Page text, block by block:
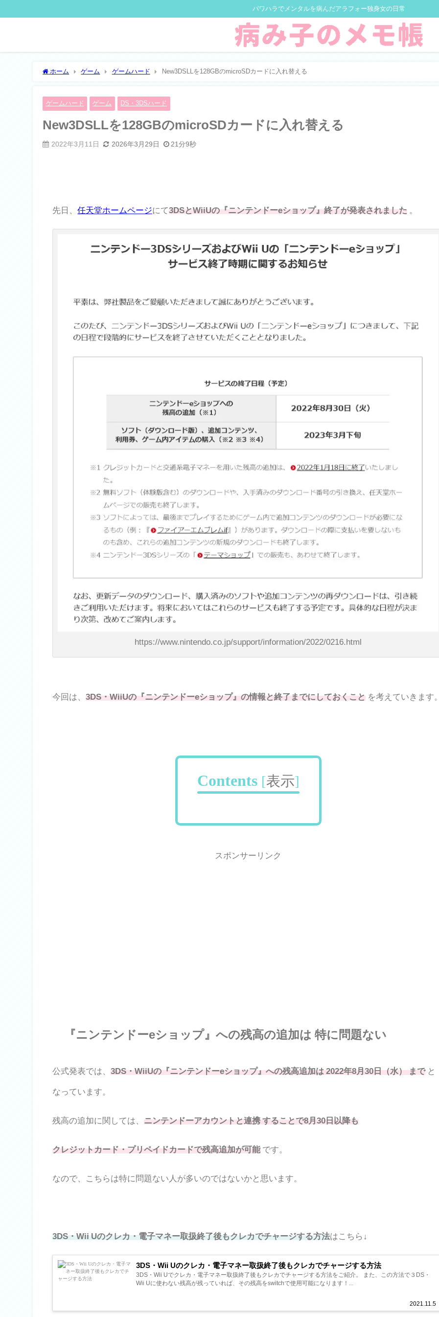
パワハラでメンタルを病んだアラフォー独身女の日常
ホーム ゲーム ゲームハード New3DSLLを128GBのmicroSDカードに入れ替える
ゲームハード ゲーム DS・3DSハード
New3DSLLを128GBのmicroSDカードに入れ替える
2022年3月11日 2026年3月29日 21分9秒
先日、任天堂ホームページにて3DSとWiiUの『ニンテンドーeショップ』終了が発表されました
https://www.nintendo.co.jp/support/information/2022/0216.html
今回は、3DS・WiiUの『ニンテンドーeショップ』の情報と終了までにしておくこと を考えていきます。
Contents [表示]
スポンサーリンク
『ニンテンドーeショップ』への残高の追加は 特に問題ない
公式発表では、3DS・WiiUの『ニンテンドーeショップ』への残高追加は 2022年8月30日（水） までと
なっています。
残高の追加に関しては、ニンテンドーアカウントと連携 することで8月30日以降も
クレジットカード・プリペイドカードで残高追加が可能 です。
なので、こちらは特に問題ない人が多いのではないかと思います。
3DS・Wii Uのクレカ・電子マネー取扱終了後もクレカでチャージする方法はこちら↓
3DS・Wii Uのクレカ・電子マネー取扱終了後もクレカでチャージする方法
2021.11.5
3DS・Wii Uでクレカ・電子マネー取扱終了後もクレカでチャージする方法をご紹介。 また、この方法で３DS・
Wii Uに使わない残高が残っていれば、その残高をswitchで使用可能になります！...